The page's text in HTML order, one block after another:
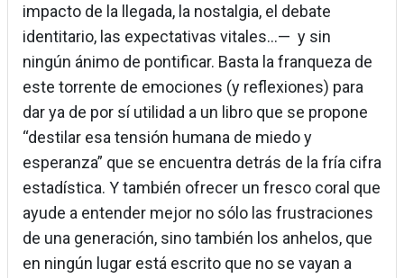
impacto de la llegada, la nostalgia, el debate
identitario, las expectativas vitales...— y sin
ningún ánimo de pontificar. Basta la franqueza de
este torrente de emociones (y reflexiones) para
dar ya de por sí utilidad a un libro que se propone
“destilar esa tensión humana de miedo y
esperanza” que se encuentra detrás de la fría cifra
estadística. Y también ofrecer un fresco coral que
ayude a entender mejor no sólo las frustraciones
de una generación, sino también los anhelos, que
en ningún lugar está escrito que no se vayan a